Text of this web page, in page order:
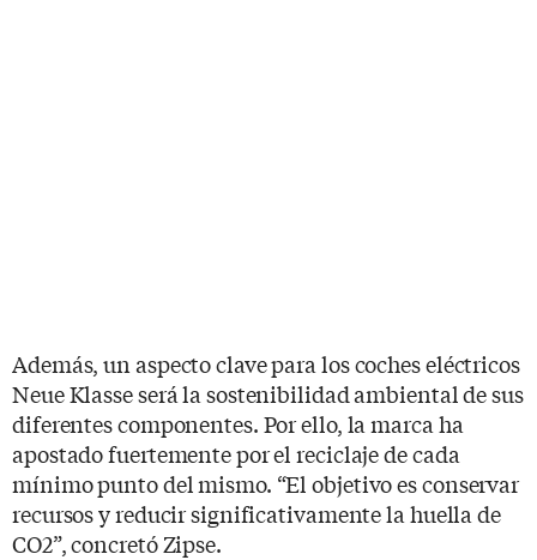
Además, un aspecto clave para los coches eléctricos
Neue Klasse será la sostenibilidad ambiental de sus
diferentes componentes. Por ello, la marca ha
apostado fuertemente por el reciclaje de cada
mínimo punto del mismo. “El objetivo es conservar
recursos y reducir significativamente la huella de
CO2”, concretó Zipse.